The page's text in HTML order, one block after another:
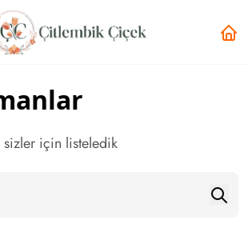
sizler için listeledik